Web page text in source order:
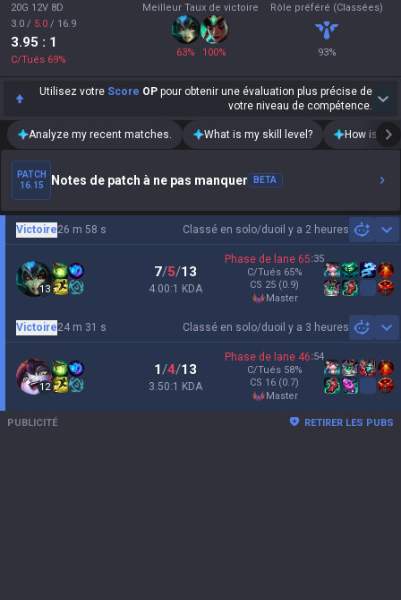
20G 12V 8D
3.0 / 5.0 / 16.9
3.95 : 1
C/Tués 69%
Meilleur Taux de victoire
63% 100%
Rôle préféré (Classées)
93%
Utilisez votre Score OP pour obtenir une évaluation plus précise de
votre niveau de compétence.
Analyze my recent matches. What is my skill level? How is my
PATCH
16.15
Notes de patch à ne pas manquer BETA
Classé en solo/duoil y a 2 heures
Victoire26 m 58 s
13
7/5/13
4.00:1 KDA
Phase de lane 65:35
C/Tués 65%
CS 25 (0.9)
master
Classé en solo/duoil y a 3 heures
Victoire24 m 31 s
12
1/4/13
3.50:1 KDA
Phase de lane 46:54
C/Tués 58%
CS 16 (0.7)
master
PUBLICITÉ RETIRER LES PUBS